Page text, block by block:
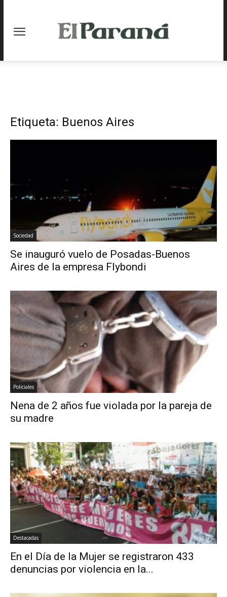
Etiqueta: Buenos Aires
Sociedad
Se inauguró vuelo de Posadas-Buenos
Aires de la empresa Flybondi
Policiales
Nena de 2 años fue violada por la pareja de
su madre
Destacadas
En el Día de la Mujer se registraron 433
denuncias por violencia en la...